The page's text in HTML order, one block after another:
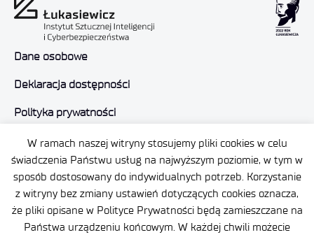
W ramach naszej witryny stosujemy pliki cookies w celu
świadczenia Państwu usług na najwyższym poziomie, w tym w
sposób dostosowany do indywidualnych potrzeb. Korzystanie
z witryny bez zmiany ustawień dotyczących cookies oznacza,
że pliki opisane w Polityce Prywatności będą zamieszczane na
Państwa urządzeniu końcowym. W każdej chwili możecie
Dane osobowe
Deklaracja dostępności
Polityka prywatności
Plan Równości Płci Certyfikaty
Promieniowanie jonizujące
Ochrona małoletnich
Status dużego przedsiębiorcy